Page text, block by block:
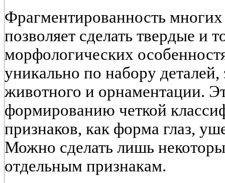
Фрагментированность
позволяет сделать твердые и
морфологических
уникально по набору
животного и орнаментации.
формированию четкой
признаков, как форма глаз,
Можно сделать лишь
отдельным признакам.